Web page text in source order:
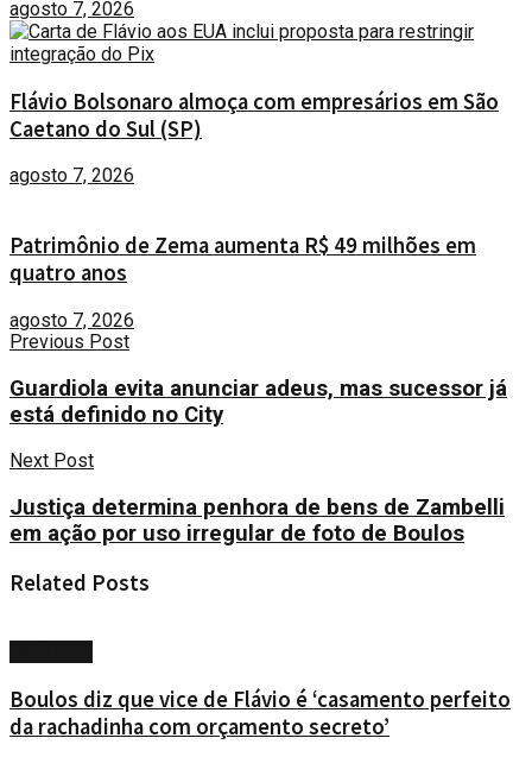
agosto 7, 2026
Flávio Bolsonaro almoça com empresários em São
Caetano do Sul (SP)
agosto 7, 2026
Patrimônio de Zema aumenta R$ 49 milhões em
quatro anos
agosto 7, 2026
Previous Post
Guardiola evita anunciar adeus, mas sucessor já
está definido no City
Next Post
Justiça determina penhora de bens de Zambelli
em ação por uso irregular de foto de Boulos
Related Posts
Boulos diz que vice de Flávio é ‘casamento perfeito
da rachadinha com orçamento secreto’